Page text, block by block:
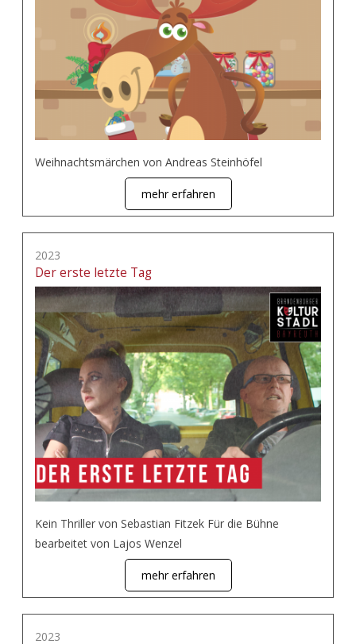
Weihnachtsmärchen von Andreas Steinhöfel
mehr erfahren
2023
Der erste letzte Tag
Kein Thriller von Sebastian Fitzek Für die Bühne
bearbeitet von Lajos Wenzel
mehr erfahren
2023